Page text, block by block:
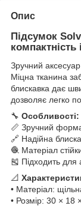
Опис
Підсумок
компактність
Зручний аксесуар
Міцна тканина
блискавка дає
дозволяє легко
🔧 Особливості:
📏 Зручний
🔗 Надійна
🧶 Матеріал
🎽 Підходить для
📐
• Матеріал:
• Розмір: 30 × 18